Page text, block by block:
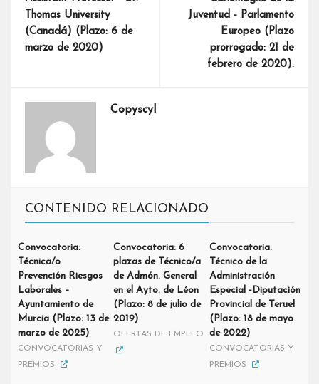
Thomas University
(Canadá) (Plazo: 6 de
marzo de 2020)
Juventud - Parlamento
Europeo (Plazo
prorrogado: 21 de
febrero de 2020).
Copyscyl
CONTENIDO RELACIONADO
Convocatoria:
Técnica/o
Prevención Riesgos
Laborales –
Ayuntamiento de
Murcia (Plazo: 13 de
marzo de 2025)
CONVOCATORIAS Y
PREMIOS
Convocatoria: 6
plazas de Técnico/a
de Admón. General
en el Ayto. de Léon
(Plazo: 8 de julio de
2019)
OFERTAS DE EMPLEO
Convocatoria:
Técnico de la
Administración
Especial -Diputación
Provincial de Teruel
(Plazo: 18 de mayo
de 2022)
CONVOCATORIAS Y
PREMIOS